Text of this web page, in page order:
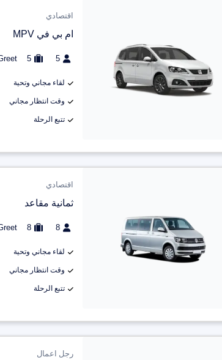
اقتصادي
ام بي في MPV
5
5
لقاء مجاني وتحية
وقت انتظار مجاني
تتبع الرحلة
اقتصادي
ثمانية مقاعد
8
8
لقاء مجاني وتحية
وقت انتظار مجاني
تتبع الرحلة
رجل اعمال